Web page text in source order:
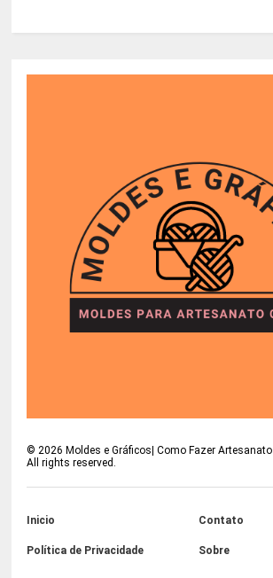
© 2026 Moldes e Gráficos| Como Fazer Artesanato
All rights reserved.
Inicio Contato
Política de Privacidade Sobre